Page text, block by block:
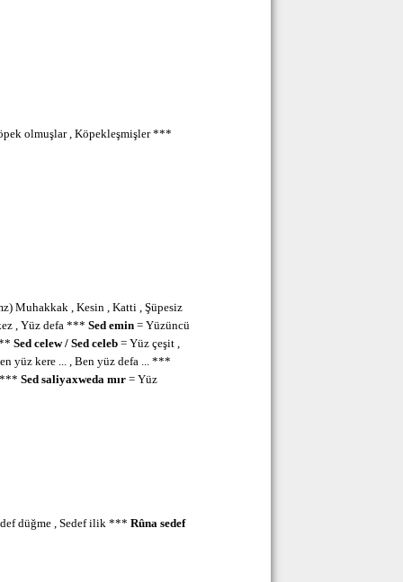
olmuşlar , Köpekleşmişler ***
Muhakkak , Kesin , Katti , Şüpesiz
, Yüz defa *** Sed emin= Yüzüncü
Sed celew / Sed celeb= Yüz çeşit ,
yüz kere ... , Ben yüz defa ... ***
*** Sed saliyaxweda mır= Yüz
düğme , Sedef ilik *** Rûna sedef